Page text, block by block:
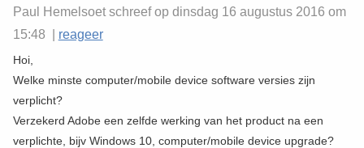
Paul Hemelsoet schreef op dinsdag 16 augustus 2016 om
15:48 | reageer
Hoi,
Welke minste computer/mobile device software versies zijn
verplicht?
Verzekerd Adobe een zelfde werking van het product na een
verplichte, bijv Windows 10, computer/mobile device upgrade?